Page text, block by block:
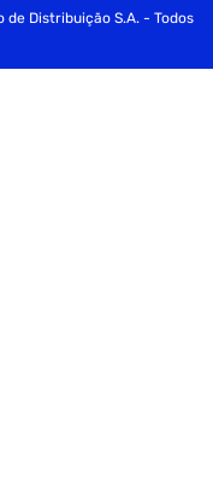
Distribuição S.A. - Todos